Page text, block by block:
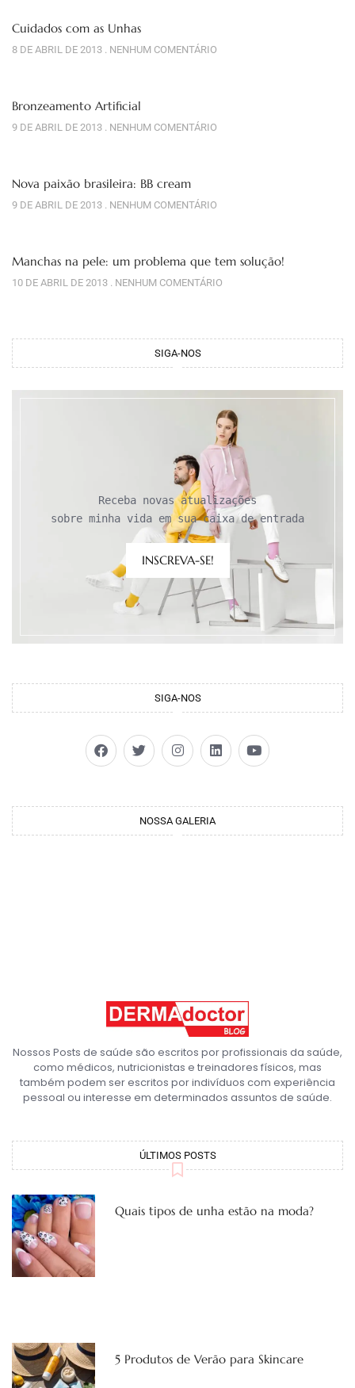
Cuidados com as Unhas
8 DE ABRIL DE 2013 NENHUM COMENTÁRIO
Bronzeamento Artificial
9 DE ABRIL DE 2013 NENHUM COMENTÁRIO
Nova paixão brasileira: BB cream
9 DE ABRIL DE 2013 NENHUM COMENTÁRIO
Manchas na pele: um problema que tem solução!
10 DE ABRIL DE 2013 NENHUM COMENTÁRIO
SIGA-NOS
Receba novas atualizações
sobre minha vida em sua caixa de entrada
INSCREVA-SE!
SIGA-NOS
NOSSA GALERIA
Nossos Posts de saúde são escritos por profissionais da saúde,
como médicos, nutricionistas e treinadores físicos, mas
também podem ser escritos por indivíduos com experiência
pessoal ou interesse em determinados assuntos de saúde.
ÚLTIMOS POSTS
Quais tipos de unha estão na moda?
5 Produtos de Verão para Skincare